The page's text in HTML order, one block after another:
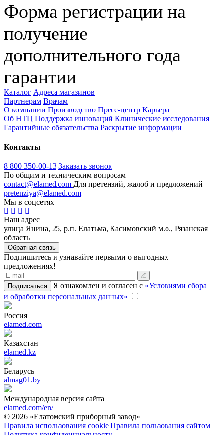
Форма регистрации на
получение
дополнительного года
гарантии
Каталог Адреса магазинов
Партнерам Врачам
О компании Производство Пресс-центр Карьера
Об НТЦ Поддержка инноваций Клинические исследования
Гарантийные обязательства Раскрытие информации
Контакты
8 800 350-00-13 Заказать звонок
По общим и техническим вопросам
contact@elamed.com Для претензий, жалоб и предложений
pretenziya@elamed.com
Мы в соцсетях
Наш адрес
улица Янина, 25, р.п. Елатьма, Касимовский м.о., Рязанская
область
Обратная связь
Подпишитесь и узнавайте первыми о выгодных
предложениях!
Подписаться Я ознакомлен и согласен с «Условиями сбора
и обработки персональных данных»
Россия
elamed.com
Казахстан
elamed.kz
Беларусь
almag01.by
Международная версия сайта
elamed.com/en/
© 2026 «Елатомский приборный завод»
Правила использования cookie Правила пользования сайтом